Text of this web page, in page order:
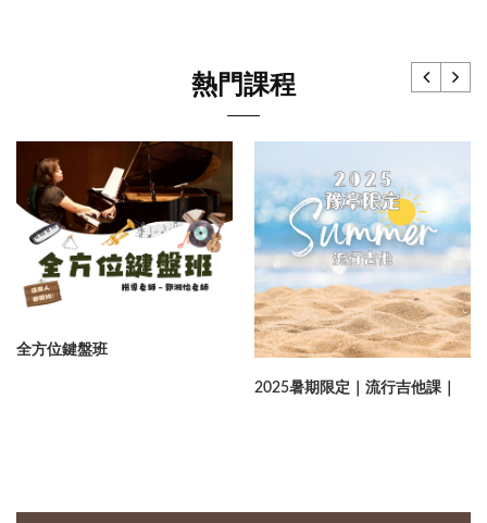
熱門課程
全方位鍵盤班
2025暑期限定｜流行吉他課｜